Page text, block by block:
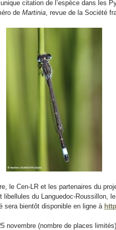
citation de l’espèce dans les
de Martinia, revue de la Société
le Cen-LR et les partenaires du
libellules du Languedoc-Roussillon,
sera bientôt disponible en ligne à
novembre (nombre de places